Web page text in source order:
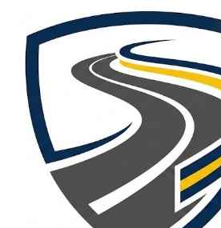
Skip
content